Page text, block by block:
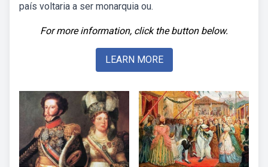
país voltaria a ser monarquia ou.
For more information, click the button below.
LEARN MORE